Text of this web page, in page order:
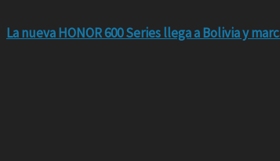
La nueva HONOR 600 Series llega a Bolivia y